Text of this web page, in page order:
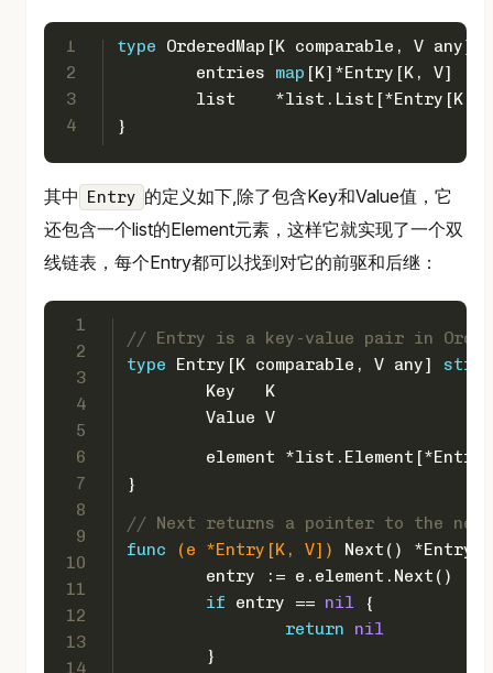
1
2
3
4
type OrderedMap[K comparable, V any]
	entries
map [K]*Entry[K, V]
list    *list.List[*Entry[K,
}
其中 Entry 的定义如下,除了包含Key和Value值，它
还包含一个list的Element元素，这样它就实现了一个双
线链表，每个Entry都可以找到对它的前驱和后继：
1
2
3
4
5
6
7
8
9
10
11
12
13
14
// Entry is a key-value pair in
type Entry[K comparable, V any]
	Key   K
	Value V
element
}
// Next returns a pointer to the
func
(e *Entry[K, V])
Next()
	entry := e.element.Next()
if entry == nil {
return
nil
	}